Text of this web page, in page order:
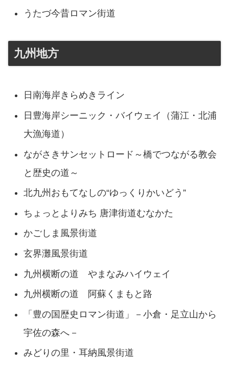
うたづ今昔ロマン街道
九州地方
日南海岸きらめきライン
日豊海岸シーニック・バイウェイ（蒲江・北浦
大漁海道）
ながさきサンセットロード～橋でつながる教会
と歴史の道～
北九州おもてなしの“ゆっくりかいどう”
ちょっとよりみち 唐津街道むなかた
かごしま風景街道
玄界灘風景街道
九州横断の道 やまなみハイウェイ
九州横断の道 阿蘇くまもと路
「豊の国歴史ロマン街道」－小倉・足立山から
宇佐の森へ－
みどりの里・耳納風景街道